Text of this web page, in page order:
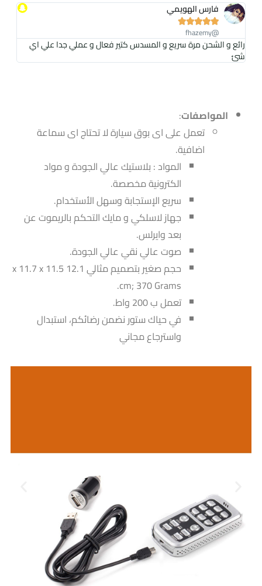
فارس الهويمي





@fhazemy
رائع و الشحن مرة سريع و المسدس كتير فعال و عملي جدا علي اي
شئ
المواصفات:
تعمل على اى بوق سيارة لا تحتاج اى سماعة
اضافية.
المواد : بلاستيك عالي الجودة و مواد
الكترونية مخصصة.
سريع الإستجابة وسهل الأستخدام.
جهاز لاسلكي و مايك التحكم بالريموت عن
بعد وايرلس.
صوت عالي نقي عالي الجودة.
حجم صغير بتصميم مثالي 12.1 x 11.7 x 11.5
cm; 370 Grams.
تعمل ب 200 واط.
في حياك ستور نضمن رضائكم، استبدال
واسترجاع مجاني